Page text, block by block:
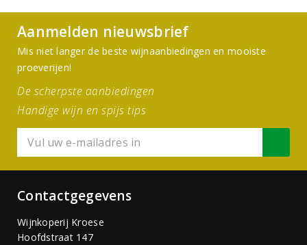
Aanmelden nieuwsbrief
Mis niet langer de beste wijnaanbiedingen en mooiste
proeverijen!
De scherpste aanbiedingen
Handige wijn en spijs tips
Contactgegevens
Wijnkoperij Kroese
Hoofdstraat 147